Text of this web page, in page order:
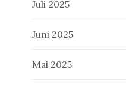
Juli 2025
Juni 2025
Mai 2025